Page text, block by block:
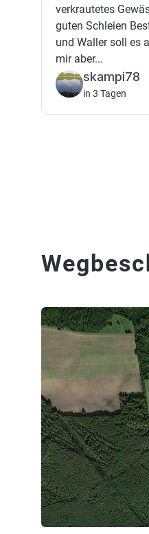
verkrautetes
guten Schleien
und Waller soll es
mir aber...
skampi78
in 3 Tagen